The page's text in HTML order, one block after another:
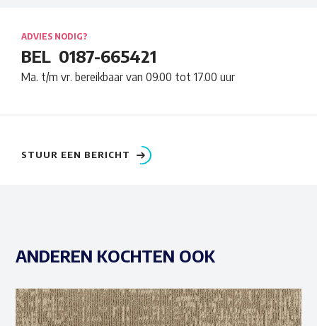
ADVIES NODIG?
BEL 0187-665421
Ma. t/m vr. bereikbaar van 09.00 tot 17.00 uur
STUUR EEN BERICHT
ANDEREN KOCHTEN OOK